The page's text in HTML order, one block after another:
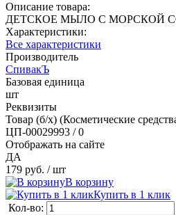
Описание товара:
ДЕТСКОЕ МЫЛО С МОРСКОЙ
Характеристики:
Все характеристики
Производитель
СпивакЪ
Базовая единица
шт
Реквизиты
Товар (б/х) (Косметические
ЦП-00029993 / 0
Отображать на сайте
ДА
179 руб. / шт
В корзину
Купить в 1 клик
Кол-во: